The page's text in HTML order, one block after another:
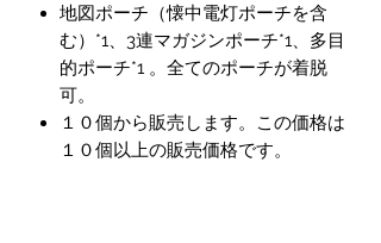
地図ポーチ（懐中電灯ポーチを含
む）*1、3連マガジンポーチ*1、多目
的ポーチ*1 。全てのポーチが着脱
可。
１０個から販売します。この価格は
１０個以上の販売価格です。